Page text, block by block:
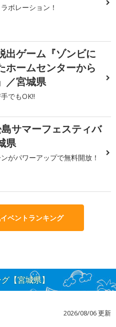
ボレーション！
出ゲーム『ゾンビに
ホームセンターから
／宮城県
でもOK!!
サマーフェスティバ
県
がパワーアップで無料開放！
ベントランキング
【宮城県】
2026/08/06 更新